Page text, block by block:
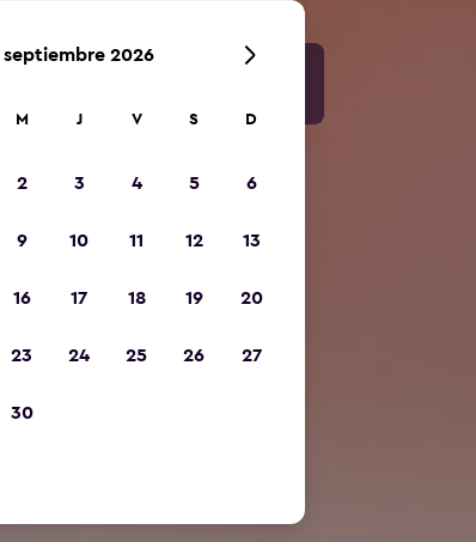
septiembre 2026
M J V S D
2 3 4 5 6
9 10 11 12 13
16 17 18 19 20
23 24 25 26 27
30